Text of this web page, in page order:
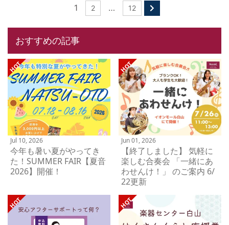
1 2 … 12
おすすめの記事
Jul 10, 2026
今年も暑い夏がやってき
た！SUMMER FAIR【夏音
2026】開催！
Jun 01, 2026
【終了しました】 気軽に
楽しむ合奏会 「一緒にあ
わせんけ！」 のご案内 6/
22更新